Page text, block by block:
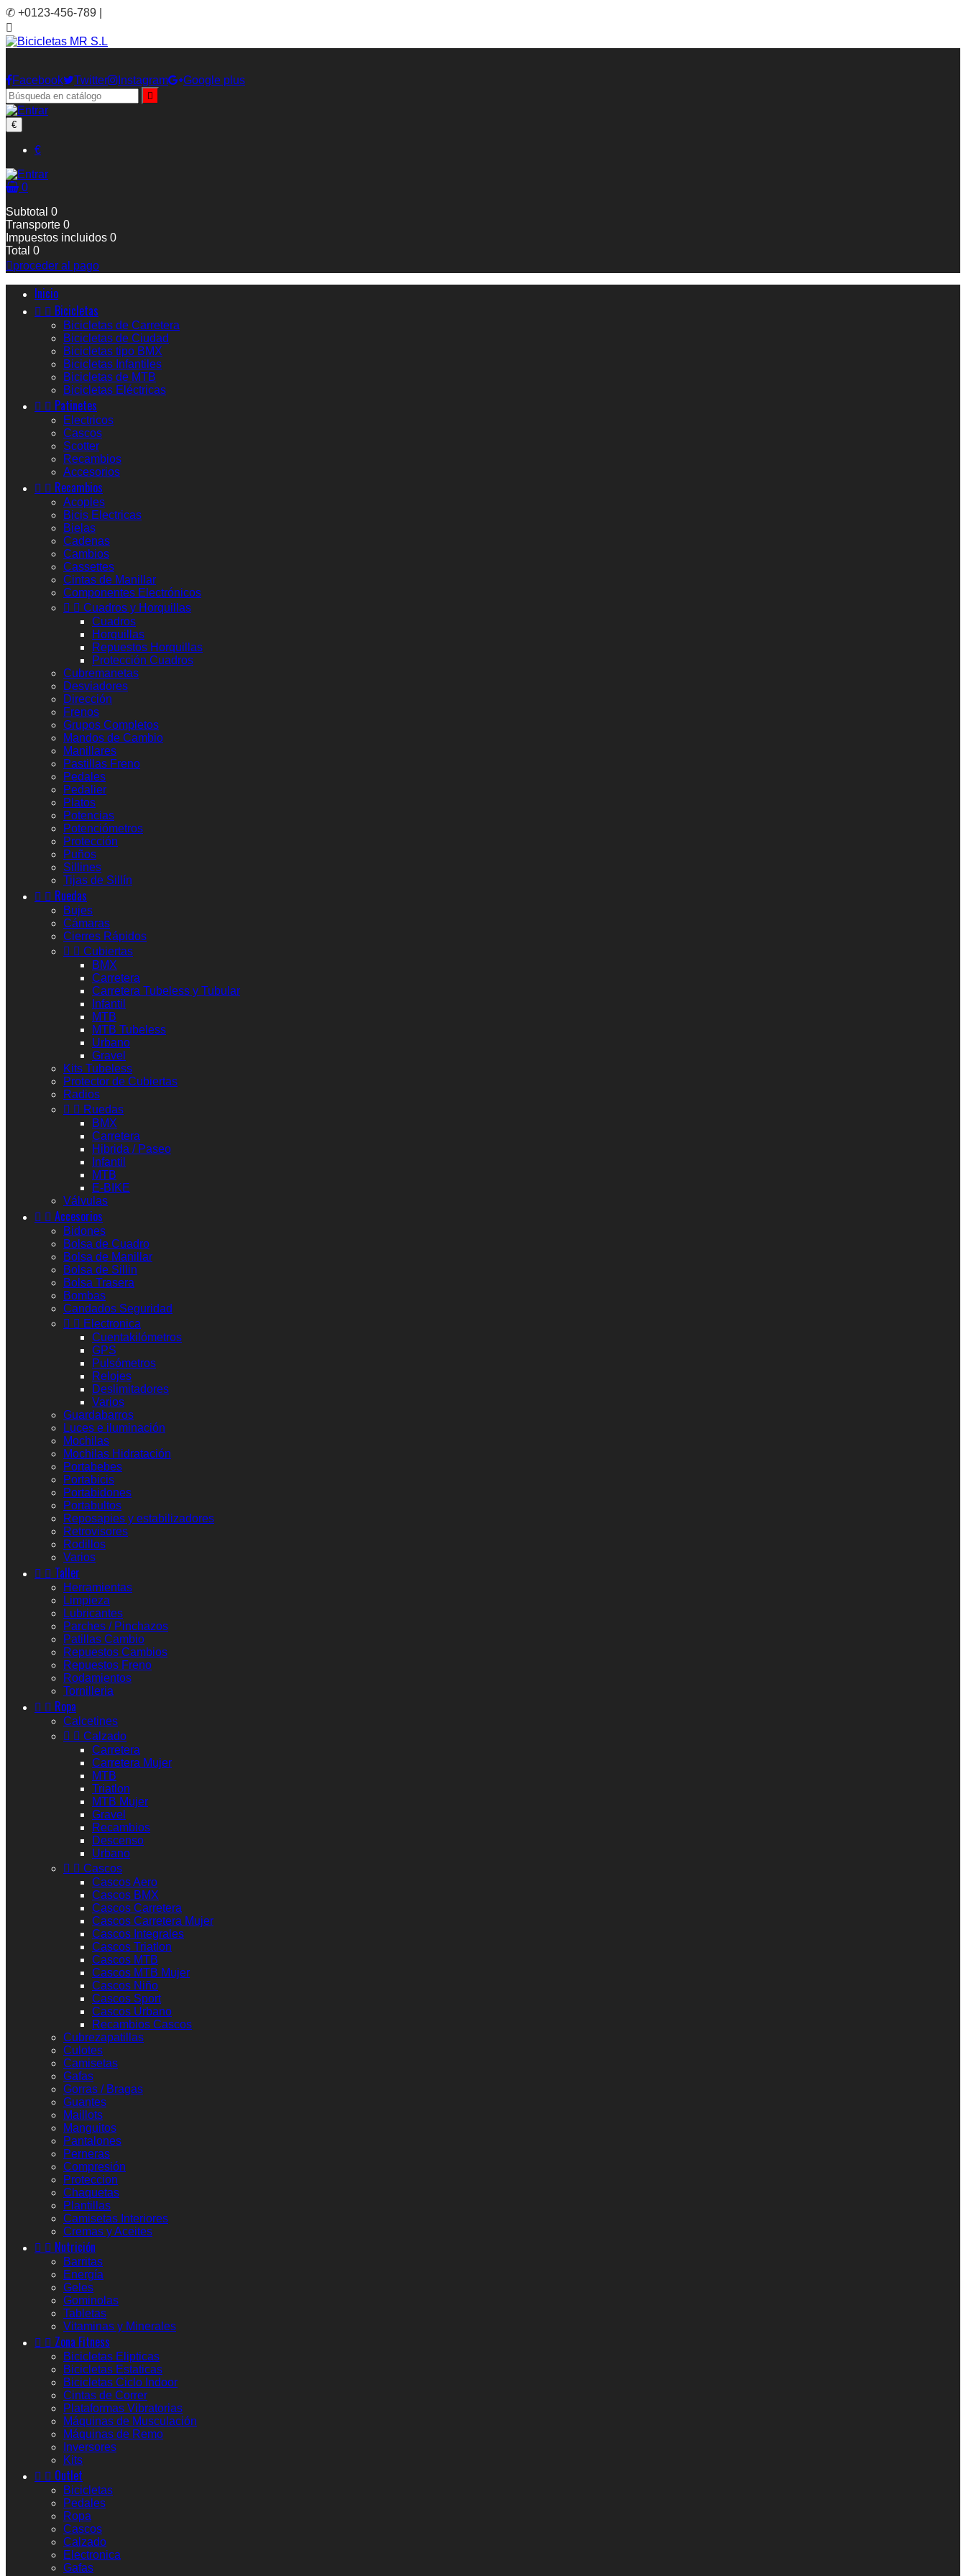
✆ +0123-456-789 |

Facebook Twitter Instagram Google plus

€
€
0
Subtotal 0
Transporte 0
Impuestos incluidos 0
Total 0
proceder al pago
Inicio
  Bicicletas
Bicicletas de Carretera
Bicicletas de Ciudad
Bicicletas tipo BMX
Bicicletas Infantiles
Bicicletas de MTB
Bicicletas Eléctricas
  Patinetes
Electricos
Cascos
Scotter
Recambios
Accesorios
  Recambios
Acoples
Bicis Electricas
Bielas
Cadenas
Cambios
Cassettes
Cintas de Manillar
Componentes Electrónicos
  Cuadros y Horquillas
Cuadros
Horquillas
Repuestos Horquillas
Protección Cuadros
Cubremanetas
Desviadores
Dirección
Frenos
Grupos Completos
Mandos de Cambio
Manillares
Pastillas Freno
Pedales
Pedalier
Platos
Potencias
Potenciómetros
Protección
Puños
Sillines
Tijas de Sillín
  Ruedas
Bujes
Cámaras
Cierres Rápidos
  Cubiertas
BMX
Carretera
Carretera Tubeless y Tubular
Infantil
MTB
MTB Tubeless
Urbano
Gravel
Kits Tubeless
Protector de Cubiertas
Radios
  Ruedas
BMX
Carretera
Hibrida / Paseo
Infantil
MTB
E-BIKE
Válvulas
  Accesorios
Bidones
Bolsa de Cuadro
Bolsa de Manillar
Bolsa de Sillin
Bolsa Trasera
Bombas
Candados Seguridad
  Electronica
Cuentakilómetros
GPS
Pulsómetros
Relojes
Deslimitadores
Varios
Guardabarros
Luces e iluminación
Mochilas
Mochilas Hidratación
Portabebes
Portabicis
Portabidones
Portabultos
Reposapies y estabilizadores
Retrovisores
Rodillos
Varios
  Taller
Herramientas
Limpieza
Lubricantes
Parches / Pinchazos
Patillas Cambio
Repuestos Cambios
Repuestos Freno
Rodamientos
Tornilleria
  Ropa
Calcetines
  Calzado
Carretera
Carretera Mujer
MTB
Triatlon
MTB Mujer
Gravel
Recambios
Descenso
Urbano
  Cascos
Cascos Aero
Cascos BMX
Cascos Carretera
Cascos Carretera Mujer
Cascos Integrales
Cascos Triatlon
Cascos MTB
Cascos MTB Mujer
Cascos Niño
Cascos Sport
Cascos Urbano
Recambios Cascos
Cubrezapatillas
Culotes
Camisetas
Gafas
Gorras / Bragas
Guantes
Maillots
Manguitos
Pantalones
Perneras
Compresión
Proteccion
Chaquetas
Plantillas
Camisetas Interiores
Cremas y Aceites
  Nutrición
Barritas
Energía
Geles
Gominolas
Tabletas
Vitaminas y Minerales
  Zona Fitness
Bicicletas Elipticas
Bicicletas Estaticas
Bicicletas Ciclo Indoor
Cintas de Correr
Plataformas Vibratorias
Máquinas de Musculación
Máquinas de Remo
Inversores
Kits
  Outlet
Bicicletas
Pedales
Ropa
Cascos
Calzado
Electronica
Gafas